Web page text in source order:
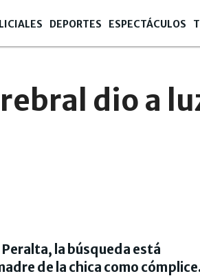
DEPORTES ESPECTÁCULOS
dio a
la búsqueda está
de la chica como cómplice.